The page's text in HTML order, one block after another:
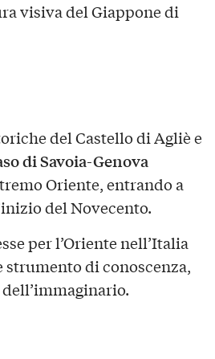
visiva del Giappone di
del Castello di Agliè e
di Savoia-Genova
Oriente, entrando a
del Novecento.
per l’Oriente nell’Italia
di conoscenza,